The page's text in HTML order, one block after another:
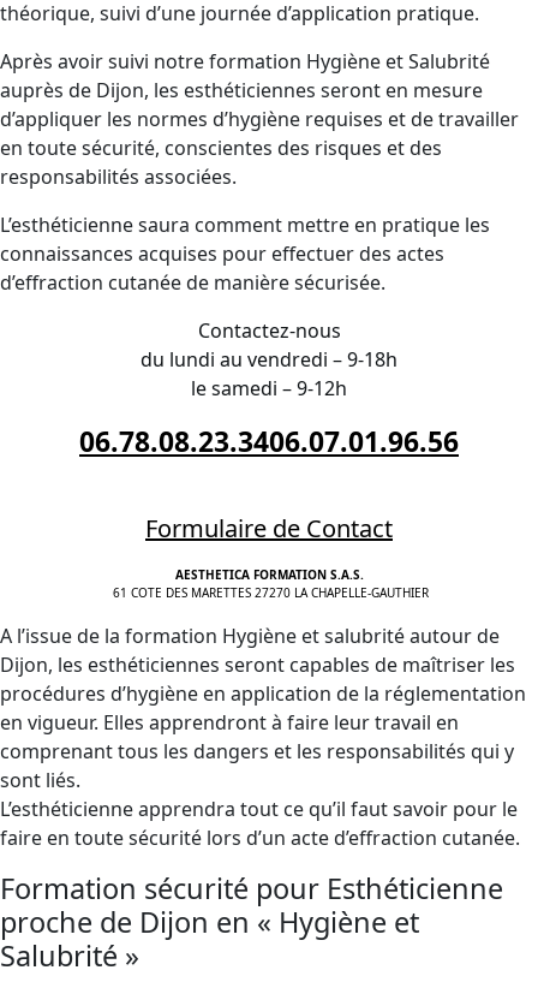
théorique, suivi d’une journée d’application pratique.
Après avoir suivi notre formation Hygiène et Salubrité
auprès de Dijon, les esthéticiennes seront en mesure
d’appliquer les normes d’hygiène requises et de travailler
en toute sécurité, conscientes des risques et des
responsabilités associées.
L’esthéticienne saura comment mettre en pratique les
connaissances acquises pour effectuer des actes
d’effraction cutanée de manière sécurisée.
Contactez-nous
du lundi au vendredi – 9-18h
le samedi – 9-12h
06.78.08.23.3406.07.01.96.56
Formulaire de Contact
AESTHETICA FORMATION S.A.S.
61 COTE DES MARETTES 27270 LA CHAPELLE-GAUTHIER
A l’issue de la formation Hygiène et salubrité autour de
Dijon, les esthéticiennes seront capables de maîtriser les
procédures d’hygiène en application de la réglementation
en vigueur. Elles apprendront à faire leur travail en
comprenant tous les dangers et les responsabilités qui y
sont liés.
L’esthéticienne apprendra tout ce qu’il faut savoir pour le
faire en toute sécurité lors d’un acte d’effraction cutanée.
Formation sécurité pour Esthéticienne
proche de Dijon en « Hygiène et
Salubrité »